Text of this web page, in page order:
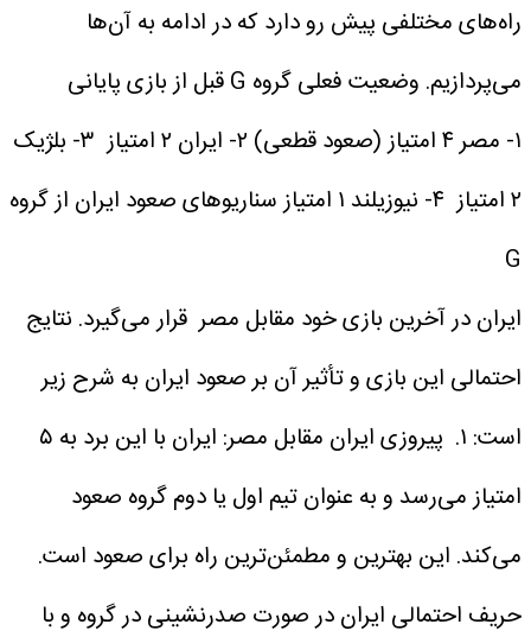
راه‌های مختلفی پیش رو دارد که در ادامه به آن‌ها
می‌پردازیم. وضعیت فعلی گروه G قبل از بازی پایانی
۱- مصر ۴ امتیاز (صعود قطعی)
۲- ایران ۲ امتیاز
۳- بلژیک
۲ امتیاز
۴- نیوزیلند ۱ امتیاز
سناریوهای صعود ایران از گروه
G
ایران در آخرین بازی خود مقابل مصر قرار می‌گیرد. نتایج
احتمالی این بازی و تأثیر آن بر صعود ایران به شرح زیر
است:
۱. پیروزی ایران مقابل مصر: ایران با این برد به ۵
امتیاز می‌رسد و به عنوان تیم اول یا دوم گروه صعود
می‌کند. این بهترین و مطمئن‌ترین راه برای صعود است.
حریف احتمالی ایران در صورت صدرنشینی در گروه و با